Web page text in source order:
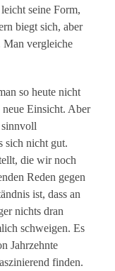
seine Form,
biegt sich, aber
Man vergleiche
so heute nicht
Einsicht. Aber
sinnvoll
sich nicht gut.
die wir noch
Reden gegen
ist, dass an
nichts dran
schweigen. Es
Jahrzehnte
finden.